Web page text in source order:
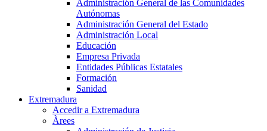
Administración General de las Comunidades
Autónomas
Administración General del Estado
Administración Local
Educación
Empresa Privada
Entidades Públicas Estatales
Formación
Sanidad
Extremadura
Accedir a Extremadura
Àrees